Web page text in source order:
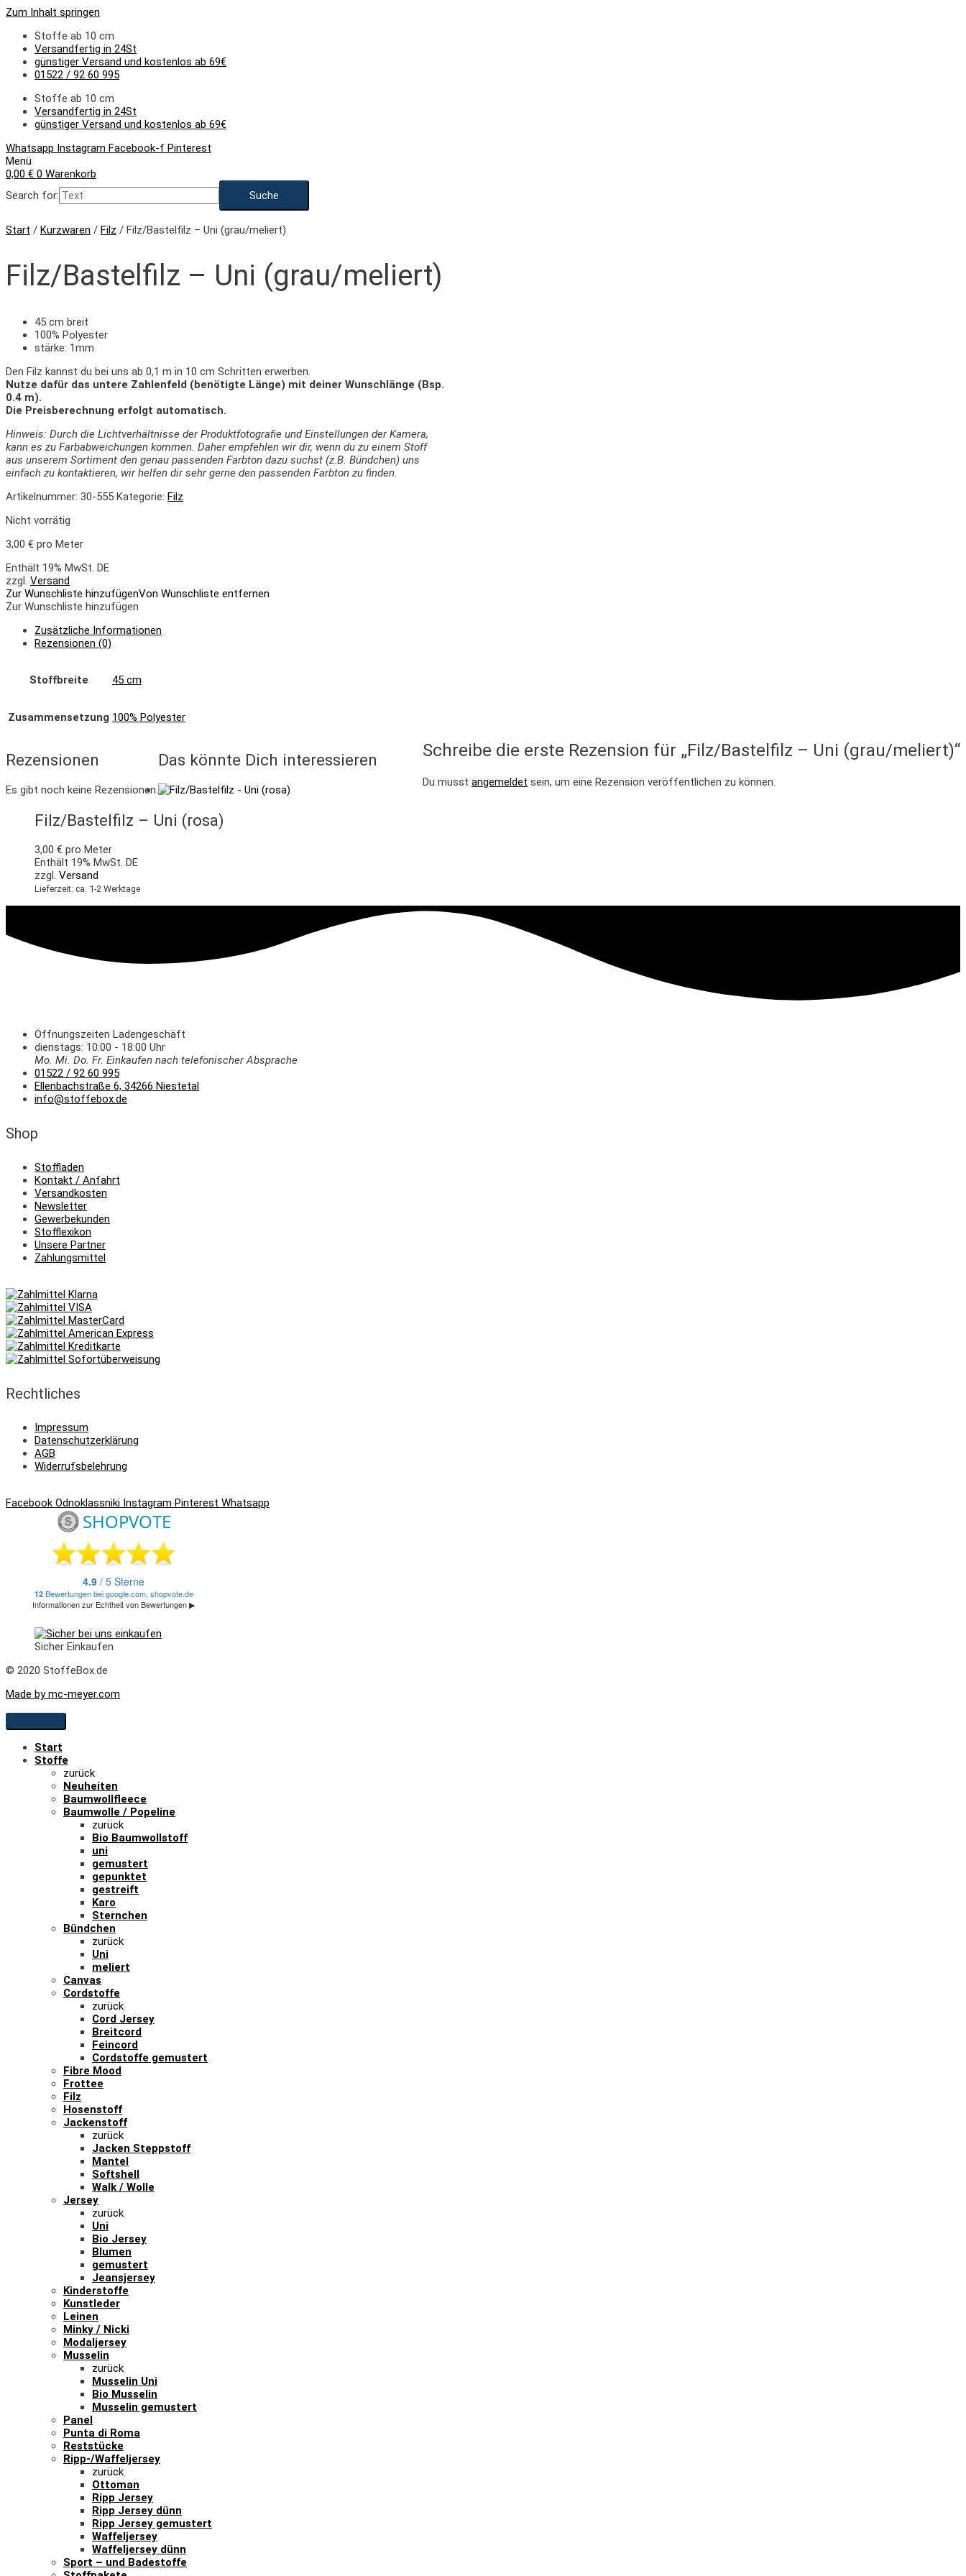
Zum Inhalt springen
Stoffe ab 10 cm
Versandfertig in 24St
günstiger Versand und kostenlos ab 69€
01522 / 92 60 995
Stoffe ab 10 cm
Versandfertig in 24St
günstiger Versand und kostenlos ab 69€
Whatsapp Instagram Facebook-f Pinterest
Menü
0,00 € 0 Warenkorb
Search for:
Start / Kurzwaren / Filz / Filz/Bastelfilz – Uni (grau/meliert)
Filz/Bastelfilz – Uni (grau/meliert)
45 cm breit
100% Polyester
stärke: 1mm
Den Filz kannst du bei uns ab 0,1 m in 10 cm Schritten erwerben.
Nutze dafür das untere Zahlenfeld (benötigte Länge) mit deiner Wunschlänge (Bsp.
0.4 m).
Die Preisberechnung erfolgt automatisch.
Hinweis: Durch die Lichtverhältnisse der Produktfotografie und Einstellungen der Kamera,
kann es zu Farbabweichungen kommen. Daher empfehlen wir dir, wenn du zu einem Stoff
aus unserem Sortiment den genau passenden Farbton dazu suchst (z.B. Bündchen) uns
einfach zu kontaktieren, wir helfen dir sehr gerne den passenden Farbton zu finden.
Artikelnummer: 30-555 Kategorie: Filz
Nicht vorrätig
3,00 € pro Meter
Enthält 19% MwSt. DE
zzgl. Versand
Zur Wunschliste hinzufügenVon Wunschliste entfernen
Zur Wunschliste hinzufügen
Zusätzliche Informationen
Rezensionen (0)
Stoffbreite 45 cm
Zusammensetzung 100% Polyester
Rezensionen
Es gibt noch keine Rezensionen.
Schreibe die erste Rezension für „Filz/Bastelfilz – Uni (grau/meliert)“
Du musst angemeldet sein, um eine Rezension veröffentlichen zu können.
Das könnte Dich interessieren
Filz/Bastelfilz – Uni (rosa)
3,00 € pro Meter
Enthält 19% MwSt. DE
zzgl. Versand
Lieferzeit: ca. 1-2 Werktage
Öffnungszeiten Ladengeschäft
dienstags: 10:00 - 18:00 Uhr
Mo. Mi. Do. Fr. Einkaufen nach telefonischer Absprache
01522 / 92 60 995
Ellenbachstraße 6, 34266 Niestetal
info@stoffebox.de
Shop
Stoffladen
Kontakt / Anfahrt
Versandkosten
Newsletter
Gewerbekunden
Stofflexikon
Unsere Partner
Zahlungsmittel
Rechtliches
Impressum
Datenschutzerklärung
AGB
Widerrufsbelehrung
Facebook Odnoklassniki Instagram Pinterest Whatsapp
Sicher Einkaufen
© 2020 StoffeBox.de
Made by mc-meyer.com
Start
Stoffe
zurück
Neuheiten
Baumwollfleece
Baumwolle / Popeline
zurück
Bio Baumwollstoff
uni
gemustert
gepunktet
gestreift
Karo
Sternchen
Bündchen
zurück
Uni
meliert
Canvas
Cordstoffe
zurück
Cord Jersey
Breitcord
Feincord
Cordstoffe gemustert
Fibre Mood
Frottee
Filz
Hosenstoff
Jackenstoff
zurück
Jacken Steppstoff
Mantel
Softshell
Walk / Wolle
Jersey
zurück
Uni
Bio Jersey
Blumen
gemustert
Jeansjersey
Kinderstoffe
Kunstleder
Leinen
Minky / Nicki
Modaljersey
Musselin
zurück
Musselin Uni
Bio Musselin
Musselin gemustert
Panel
Punta di Roma
Reststücke
Ripp-/Waffeljersey
zurück
Ottoman
Ripp Jersey
Ripp Jersey dünn
Ripp Jersey gemustert
Waffeljersey
Waffeljersey dünn
Sport – und Badestoffe